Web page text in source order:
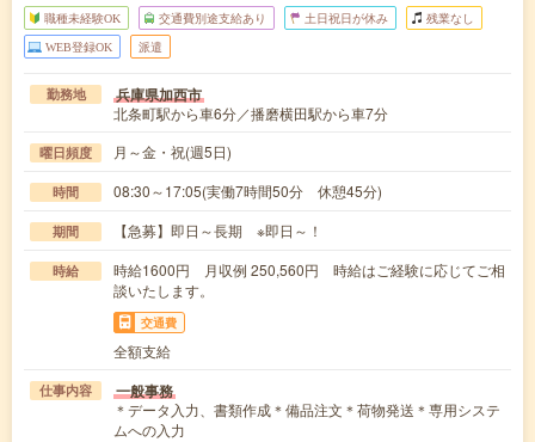
職種未経験OK 交通費別途支給あり 土日祝日が休み 残業なし
WEB登録OK 派遣
勤務地 兵庫県加西市
北条町駅から車6分／播磨横田駅から車7分
曜日頻度 月～金・祝(週5日)
時間 08:30～17:05(実働7時間50分 休憩45分)
期間 【急募】即日～長期 ※即日～！
時給
時給1600円 月収例 250,560円 時給はご経験に応じてご相
談いたします。
交通費
全額支給
仕事内容 一般事務
＊データ入力、書類作成＊備品注文＊荷物発送＊専用システ
ムへの入力